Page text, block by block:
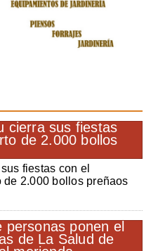
fiestas con el
de 2.000 bollos preñaos